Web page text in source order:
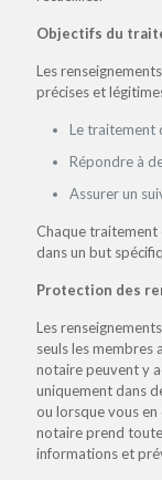
Objectifs du
Les
précises et
Le traitement
Répondre à
Assurer un
Chaque traitement
dans un but
Protection des
Les
seuls les membres
notaire peuvent y
uniquement dans
ou lorsque vous
notaire prend
informations et